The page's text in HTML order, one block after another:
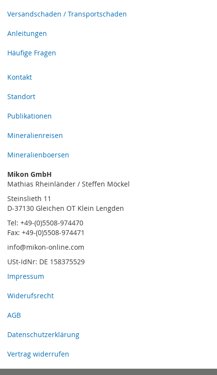
Versandschaden / Transportschaden
Anleitungen
Häufige Fragen
Kontakt
Standort
Publikationen
Mineralienreisen
Mineralienboersen
Mikon GmbH
Mathias Rheinländer / Steffen Möckel
Steinslieth 11
D-37130 Gleichen OT Klein Lengden
Tel: +49-(0)5508-974470
Fax: +49-(0)5508-974471
info@mikon-online.com
USt-IdNr: DE 158375529
Impressum
Widerufsrecht
AGB
Datenschutzerklärung
Vertrag widerrufen